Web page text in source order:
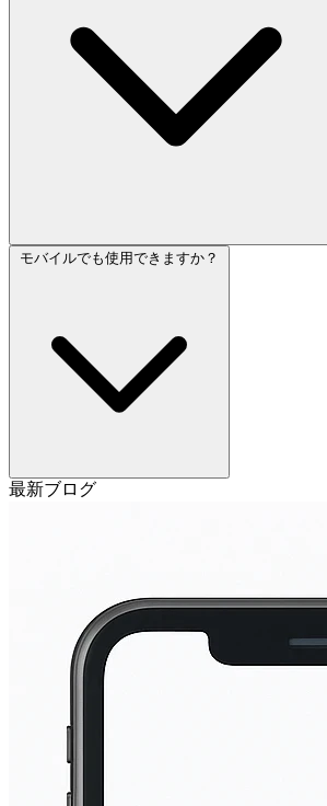
モバイルでも使用できますか？
最新ブログ